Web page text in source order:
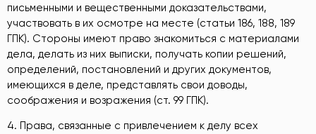
письменными и вещественными доказательствами,
участвовать в их осмотре на месте (статьи 186, 188, 189
ГПК). Стороны имеют право знакомиться с материалами
дела, делать из них выписки, получать копии решений,
определений, постановлений и других документов,
имеющихся в деле, представлять свои доводы,
соображения и возражения (ст. 99 ГПК).
4. Права, связанные с привлечением к делу всех